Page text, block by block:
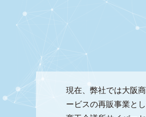
現在、弊社では大阪
ービスの再販事業と